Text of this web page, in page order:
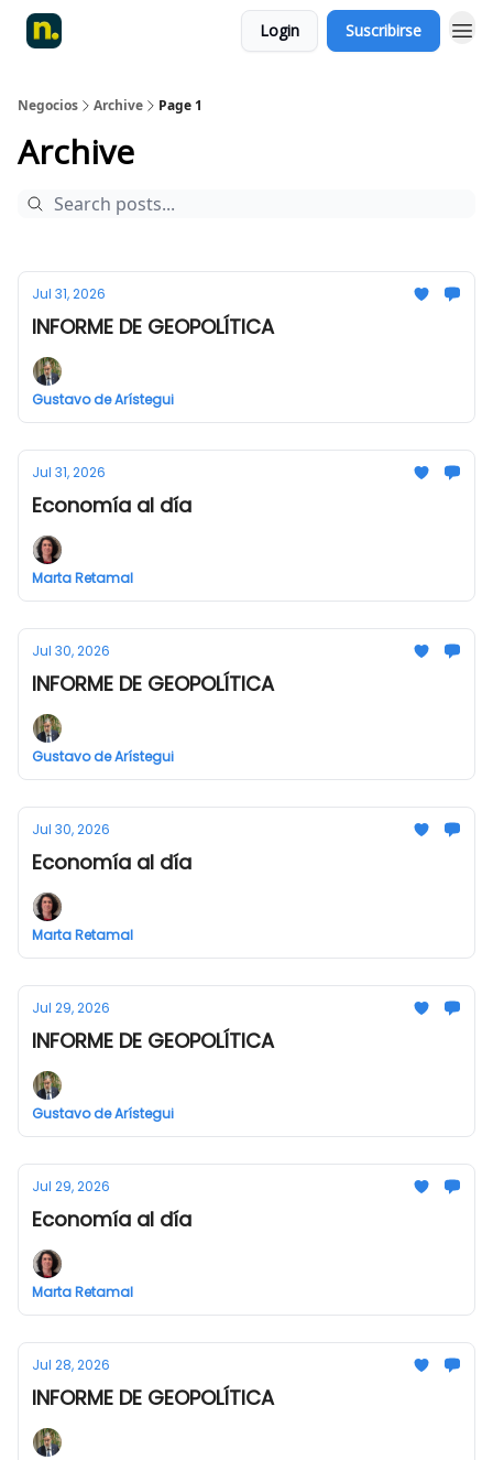
Login Suscribirse
Negocios Archive Page 1
Archive
Jul 31, 2026
INFORME DE GEOPOLÍTICA
Gustavo de Arístegui
Jul 31, 2026
Economía al día
Marta Retamal
Jul 30, 2026
INFORME DE GEOPOLÍTICA
Gustavo de Arístegui
Jul 30, 2026
Economía al día
Marta Retamal
Jul 29, 2026
INFORME DE GEOPOLÍTICA
Gustavo de Arístegui
Jul 29, 2026
Economía al día
Marta Retamal
Jul 28, 2026
INFORME DE GEOPOLÍTICA